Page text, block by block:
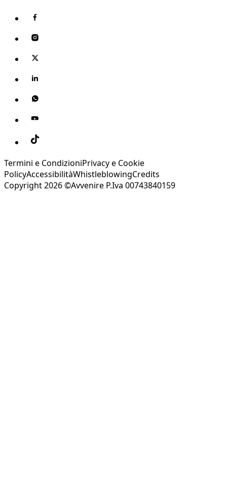
Termini e CondizioniPrivacy e Cookie
PolicyAccessibilitàWhistleblowingCredits
Copyright 2026 ©Avvenire P.Iva 00743840159